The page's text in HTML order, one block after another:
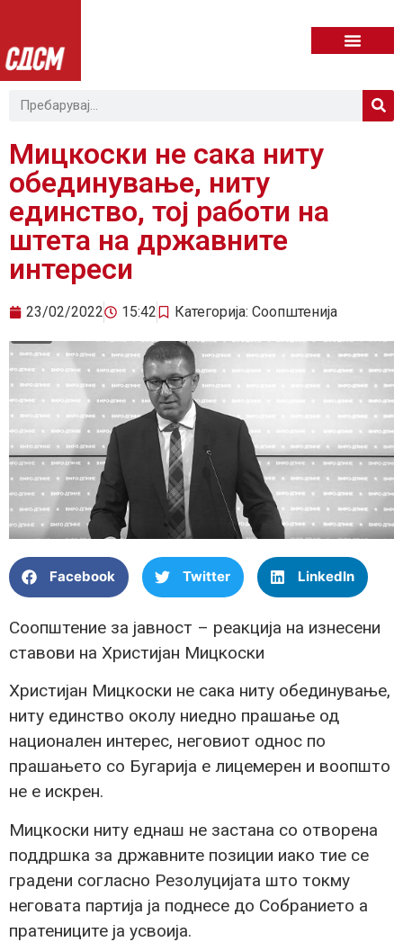
Мицкоски не сака ниту
обединување, ниту
единство, тој работи на
штета на државните
интереси
23/02/2022 15:42 Категорија: Соопштенија
Facebook Twitter LinkedIn
Соопштение за јавност – реакција на изнесени
ставови на Христијан Мицкоски
Христијан Мицкоски не сака ниту обединување,
ниту единство околу ниедно прашање од
национален интерес, неговиот однос по
прашањето со Бугарија е лицемерен и воопшто
не е искрен.
Мицкоски ниту еднаш не застана со отворена
поддршка за државните позиции иако тие се
градени согласно Резолуцијата што токму
неговата партија ја поднесе до Собранието а
пратениците ја усвоија.